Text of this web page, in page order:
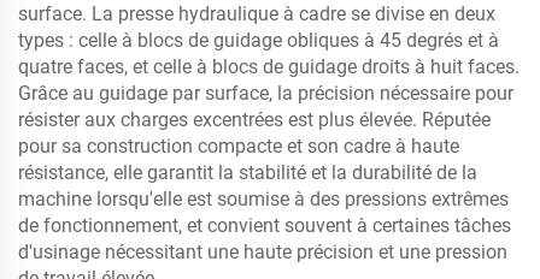
surface. La presse hydraulique à cadre se divise en deux
types : celle à blocs de guidage obliques à 45 degrés et à
quatre faces, et celle à blocs de guidage droits à huit faces.
Grâce au guidage par surface, la précision nécessaire pour
résister aux charges excentrées est plus élevée. Réputée
pour sa construction compacte et son cadre à haute
résistance, elle garantit la stabilité et la durabilité de la
machine lorsqu'elle est soumise à des pressions extrêmes
de fonctionnement, et convient souvent à certaines tâches
d'usinage nécessitant une haute précision et une pression